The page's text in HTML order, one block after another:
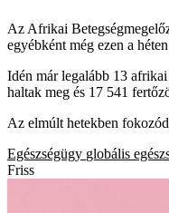
Az Afrikai
egyébként még ezen a
Idén már legalább 13
haltak meg és 17 541
Az elmúlt hetekben
Egészségügy globális
Friss